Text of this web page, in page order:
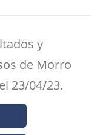
y
de Morro
23/04/23.